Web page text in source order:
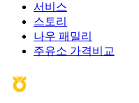
서비스
스토리
나우 패밀리
주유소 가격비교